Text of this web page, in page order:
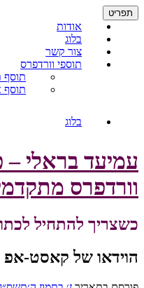
דילוג
לתוכן
תפריט
אודות
בלוג
צור קשר
תוספי וורדפרס
תוסף
תוסף
בלוג
עמיעד בראלי –
וורדפרס
כשצריך להתחיל
הוידאו של קאסט-אפ